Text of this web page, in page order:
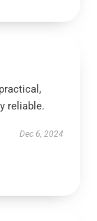
reliable.
Dec 6, 2024